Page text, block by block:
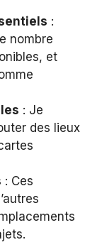
:
nombre
et
: Je
des lieux
: Ces